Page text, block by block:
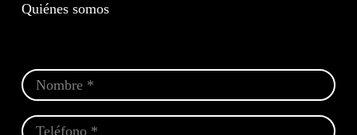
Quiénes somos